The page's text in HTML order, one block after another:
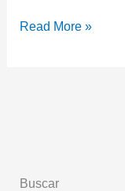
Read More »
Buscar